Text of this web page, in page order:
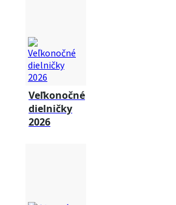
Veľkonočné
dielničky
2026